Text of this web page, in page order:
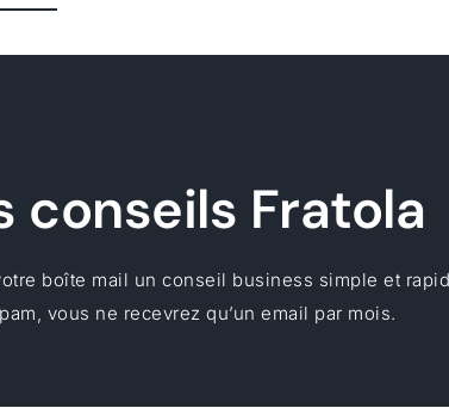
conseils Fratola
boîte mail un conseil business simple et
vous ne recevrez qu’un email par mois.